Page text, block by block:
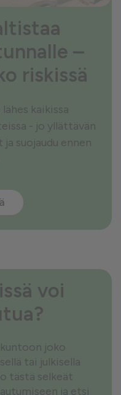
–
riskissä
kaikissa
- jo yllättävän
suojaudu ennen
voi
joko
tai julkisella
tästä selkeät
ja etsi